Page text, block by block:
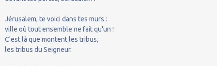
Jérusalem, te voici dans tes murs :
ville où tout ensemble ne fait qu'un !
C'est là que montent les tribus,
les tribus du Seigneur.